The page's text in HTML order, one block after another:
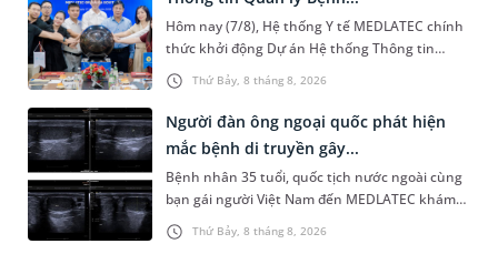
Thứ Bảy, 8 tháng 8, 2026
Hôm nay (7/8), Hệ thống Y tế MEDLATEC chính
thức khởi động Dự án Hệ thống Thông tin
Quản lý Bệnh viện (HIS - Hospital Information
System) giai đoạn mới. Dự á...
Thứ Bảy, 8 tháng 8, 2026
Người đàn ông ngoại quốc phát hiện
mắc bệnh di truyền gây...
Bệnh nhân 35 tuổi, quốc tịch nước ngoài cùng
bạn gái người Việt Nam đến MEDLATEC khám
sức khỏe tiền hôn nhân. Qua thăm khám và
làm các xét nghiệm chuyên sâu,...